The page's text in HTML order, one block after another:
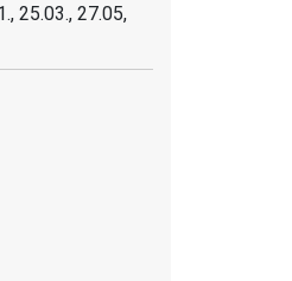
25.03., 27.05,